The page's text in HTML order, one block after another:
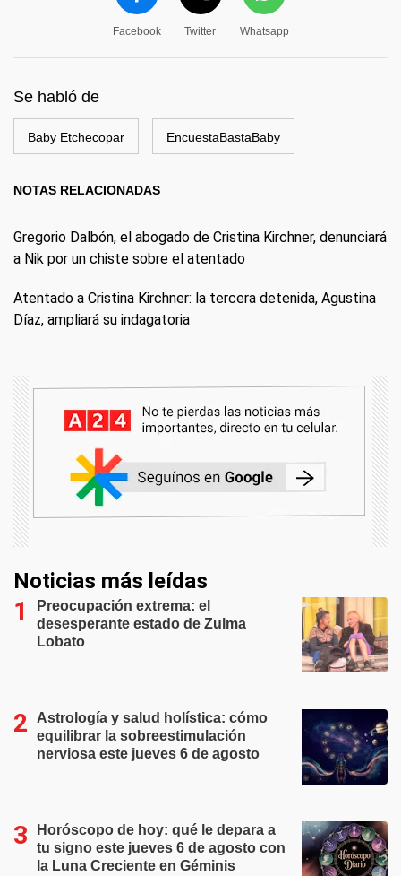
Facebook Twitter Whatsapp
Se habló de
Baby Etchecopar EncuestaBastaBaby
NOTAS RELACIONADAS
Gregorio Dalbón, el abogado de Cristina Kirchner, denunciará
a Nik por un chiste sobre el atentado
Atentado a Cristina Kirchner: la tercera detenida, Agustina
Díaz, ampliará su indagatoria
Noticias más leídas
Preocupación extrema: el
desesperante estado de Zulma
Lobato
Astrología y salud holística: cómo
equilibrar la sobreestimulación
nerviosa este jueves 6 de agosto
Horóscopo de hoy: qué le depara a
tu signo este jueves 6 de agosto con
la Luna Creciente en Géminis